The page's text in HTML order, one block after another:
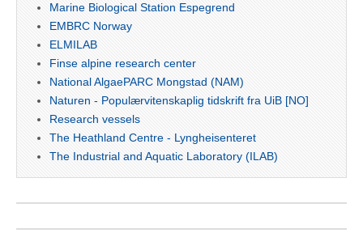
Marine Biological Station Espegrend
EMBRC Norway
ELMILAB
Finse alpine research center
National AlgaePARC Mongstad (NAM)
Naturen - Populærvitenskaplig tidskrift fra UiB [NO]
Research vessels
The Heathland Centre - Lyngheisenteret
The Industrial and Aquatic Laboratory (ILAB)